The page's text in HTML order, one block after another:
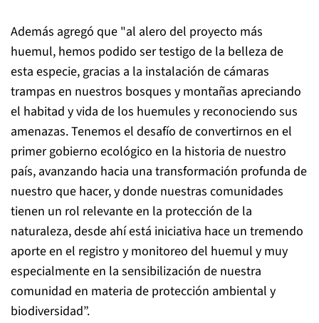
Además agregó que "al alero del proyecto más
huemul, hemos podido ser testigo de la belleza de
esta especie, gracias a la instalación de cámaras
trampas en nuestros bosques y montañas apreciando
el habitad y vida de los huemules y reconociendo sus
amenazas. Tenemos el desafío de convertirnos en el
primer gobierno ecológico en la historia de nuestro
país, avanzando hacia una transformación profunda de
nuestro que hacer, y donde nuestras comunidades
tienen un rol relevante en la protección de la
naturaleza, desde ahí está iniciativa hace un tremendo
aporte en el registro y monitoreo del huemul y muy
especialmente en la sensibilización de nuestra
comunidad en materia de protección ambiental y
biodiversidad”.